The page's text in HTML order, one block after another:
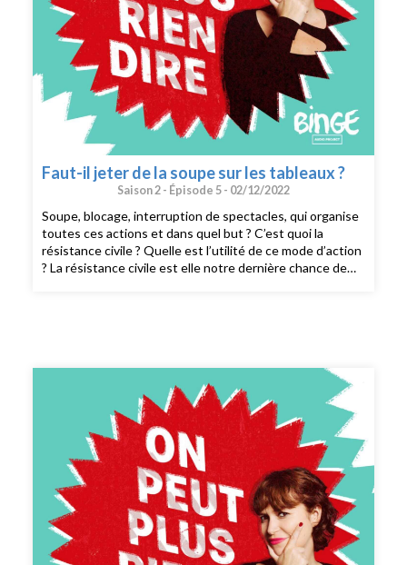
Faut-il jeter de la soupe sur les tableaux ?
Saison 2 - Épisode 5 - 02/12/2022
Soupe, blocage, interruption de spectacles, qui organise
toutes ces actions et dans quel but ? C’est quoi la
résistance civile ? Quelle est l’utilité de ce mode d’action
? La résistance civile est elle notre dernière chance de
histoire des luttes contemporaines (éd. 10|18,
2022)CRÉDITS : On peut plus rien dire est un podcast
de Binge Audio animé par Judith Duportail. Réalisation :
Elisa Grenet. Production et édition : Charlotte Baix.
Générique : Josselin Bordat (musique) et Bonnie Banane
(voix). Identité graphique : Sébastien Brothier (Upian).
Direction des programmes : Joël Ronez. Direction de la
rédaction : David Carzon. Direction générale : Gabrielle
Boeri-Charles.